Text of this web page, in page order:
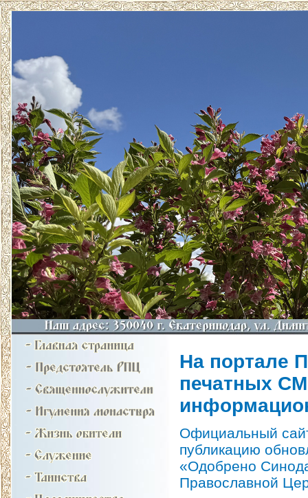
На портале
печатных
Официальный
публикацию
«Одобрено
Православной